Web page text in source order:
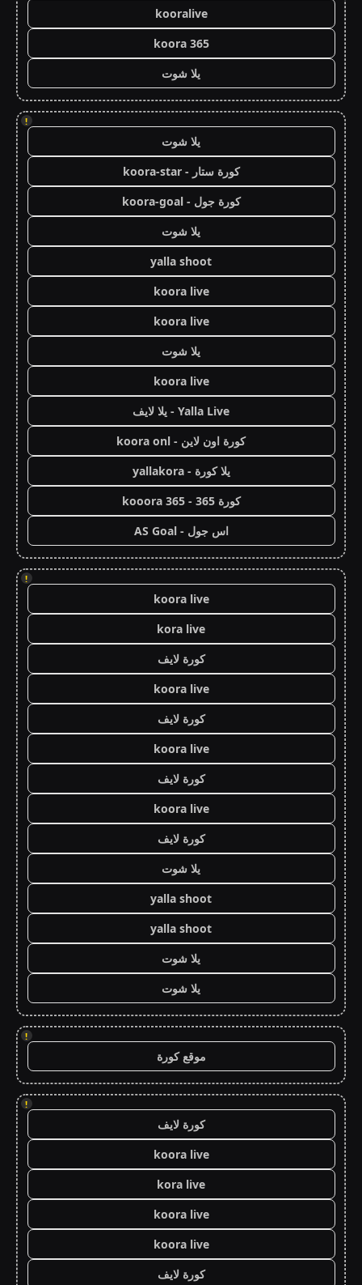
kooralive
koora 365
يلا شوت
!
يلا شوت
كورة ستار - koora-star
كورة جول - koora-goal
يلا شوت
yalla shoot
koora live
koora live
يلا شوت
koora live
Yalla Live - يلا لايف
كورة اون لاين - koora onl
يلا كورة - yallakora
كورة 365 - kooora 365
اس جول - AS Goal
!
koora live
kora live
كورة لايف
koora live
كورة لايف
koora live
كورة لايف
koora live
كورة لايف
يلا شوت
yalla shoot
yalla shoot
يلا شوت
يلا شوت
!
موقع كورة
!
كورة لايف
koora live
kora live
koora live
koora live
كورة لايف